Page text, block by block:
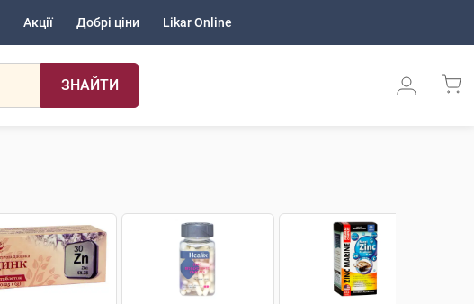
Акції Добрі ціни Likar Online
ЗНАЙТИ